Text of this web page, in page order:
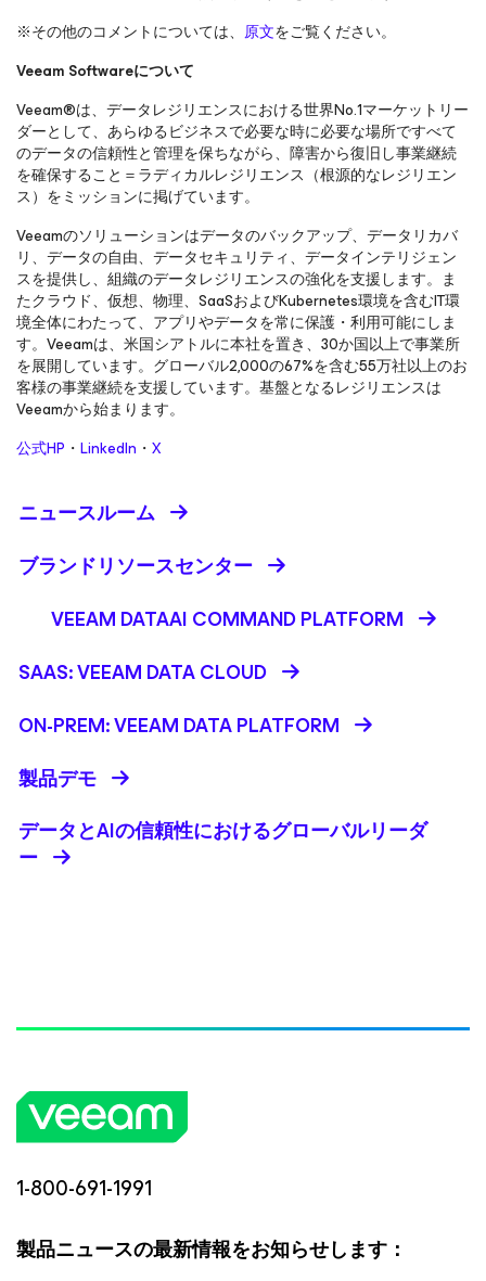
※その他のコメントについては、 原文をご覧ください。
Veeam Softwareについて
Veeam®は、データレジリエンスにおける世界No.1マーケットリー
ダーとして、あらゆるビジネスで必要な時に必要な場所ですべて
のデータの信頼性と管理を保ちながら、障害から復旧し事業継続
を確保すること＝ラディカルレジリエンス（根源的なレジリエン
ス）をミッションに掲げています。
Veeamのソリューションはデータのバックアップ、データリカバ
リ、データの自由、データセキュリティ、データインテリジェン
スを提供し、組織のデータレジリエンスの強化を支援します。ま
たクラウド、仮想、物理、SaaSおよびKubernetes環境を含むIT環
境全体にわたって、アプリやデータを常に保護・利用可能にしま
す。Veeamは、米国シアトルに本社を置き、30か国以上で事業所
を展開しています。グローバル2,000の67%を含む55万社以上のお
客様の事業継続を支援しています。基盤となるレジリエンスは
Veeamから始まります。
公式HP ・ LinkedIn ・ X
ニュースルーム
ブランドリソースセンター
VEEAM DATAAI COMMAND PLATFORM
SAAS: VEEAM DATA CLOUD
ON-PREM: VEEAM DATA PLATFORM
製品デモ
データとAIの信頼性におけるグローバルリーダ
ー
1-800-691-1991
製品ニュースの最新情報をお知らせします：